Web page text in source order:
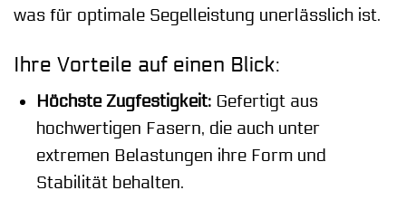
was für optimale Segelleistung unerlässlich ist.
Ihre Vorteile auf einen Blick:
Höchste Zugfestigkeit:Gefertigt aus
hochwertigen Fasern, die auch unter
extremen Belastungen ihre Form und
Stabilität behalten.